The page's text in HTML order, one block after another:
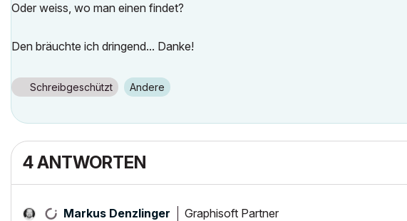
Oder weiss, wo man einen findet?
Den bräuchte ich dringend... Danke!
Schreibgeschützt Andere
4 ANTWORTEN
Markus Denzlinger Graphisoft Partner